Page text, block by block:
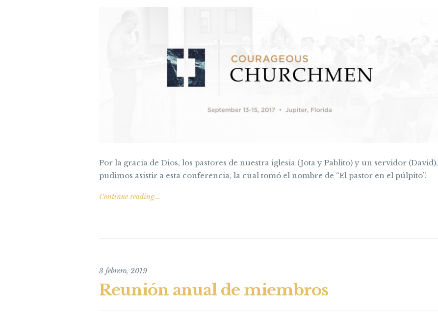
Por la gracia de Dios, los pastores de nuestra iglesia (Jota y Pablito) y un servidor (David),
pudimos asistir a esta conferencia, la cual tomó el nombre de “El pastor en el púlpito”.
Continue reading...
3 febrero, 2019
Reunión anual de miembros